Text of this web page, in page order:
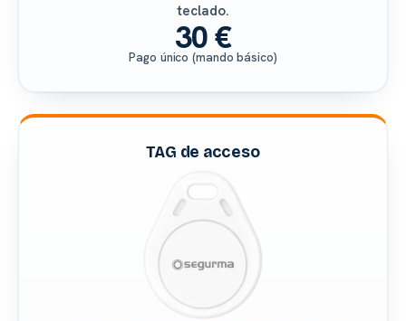
teclado.
30 €
Pago único (mando básico)
TAG de acceso